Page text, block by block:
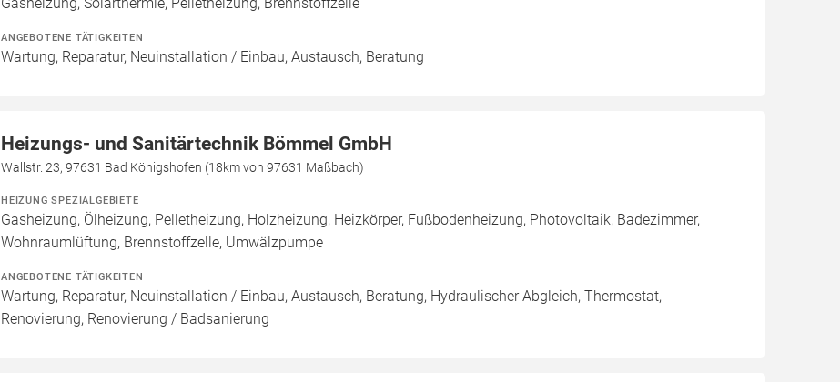
ANGEBOTENE TÄTIGKEITEN
Wartung, Reparatur, Neuinstallation / Einbau, Austausch, Beratung
Heizungs- und Sanitärtechnik Bömmel GmbH
Wallstr. 23, 97631 Bad Königshofen (18km von 97631 Maßbach)
HEIZUNG SPEZIALGEBIETE
Gasheizung, Ölheizung, Pelletheizung, Holzheizung, Heizkörper, Fußbodenheizung, Photovoltaik, Badezimmer,
Wohnraumlüftung, Brennstoffzelle, Umwälzpumpe
ANGEBOTENE TÄTIGKEITEN
Wartung, Reparatur, Neuinstallation / Einbau, Austausch, Beratung, Hydraulischer Abgleich, Thermostat,
Renovierung, Renovierung / Badsanierung